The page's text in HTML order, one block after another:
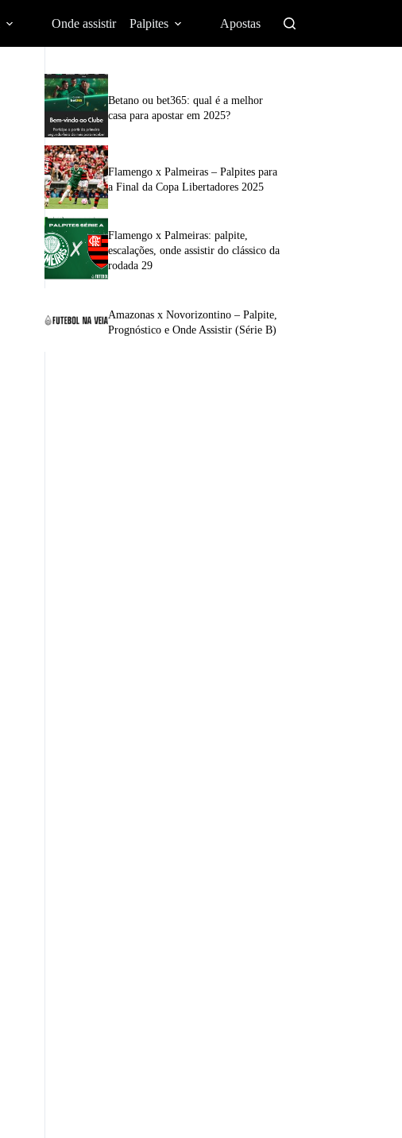
Onde assistir Palpites Apostas
Betano ou bet365: qual é a melhor
casa para apostar em 2025?
Flamengo x Palmeiras – Palpites para
a Final da Copa Libertadores 2025
Flamengo x Palmeiras: palpite,
escalações, onde assistir do clássico da
rodada 29
Amazonas x Novorizontino – Palpite,
Prognóstico e Onde Assistir (Série B)